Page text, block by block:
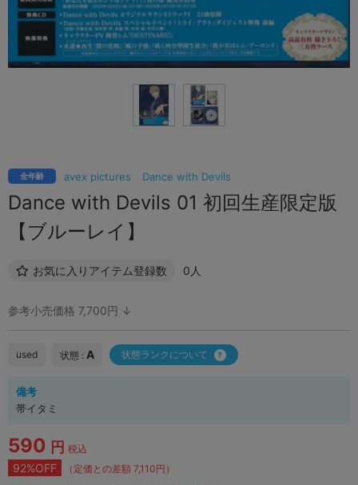
avex pictures Dance with Devils
全年齢
Dance with Devils 01 初回生産限定版
【ブルーレイ】
お気に入りアイテム登録数 0人
参考小売価格 7,700円 ↓
used 状態 : A 状態ランクについて
備考
帯イタミ
590 円 税込
92%OFF （定価との差額 7,110円）